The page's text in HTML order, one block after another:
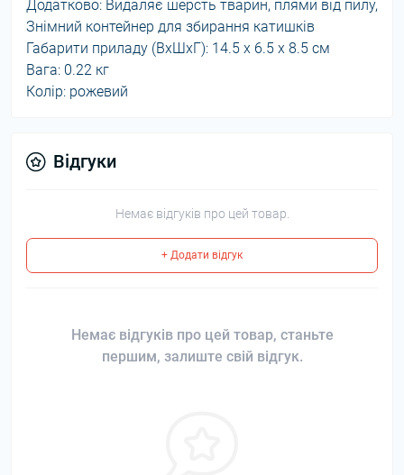
Додатково: Видаляє шерсть тварин, плями від пилу,
Знімний контейнер для збирання катишків
Габарити приладу (ВхШхГ): 14.5 х 6.5 х 8.5 см
Вага: 0.22 кг
Колір: рожевий
Відгуки
Немає відгуків про цей товар.
+ Додати відгук
Немає відгуків про цей товар, станьте
першим, залиште свій відгук.